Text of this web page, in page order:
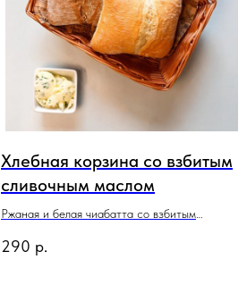
Хлебная корзина со взбитым
сливочным маслом
Ржаная и белая чиабатта со взбитым
290 р.